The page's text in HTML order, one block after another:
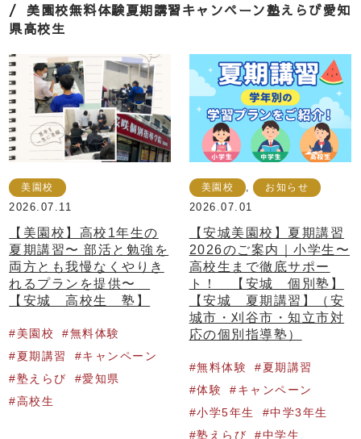
美園校無料体験夏期講習キャンペーン塾えらび愛知
県高校生
美園校
2026.07.11
【美園校】高校1年生の
夏期講習〜 部活と勉強を
両方とも我慢なくやりき
れるプランを提供〜
【安城 高校生 塾】
美園校
無料体験
夏期講習
キャンペーン
塾えらび
愛知県
高校生
美園校 , お知らせ
2026.07.01
【安城美園校】夏期講習
2026のご案内｜小学生〜
高校生まで徹底サポー
ト！ 【安城 個別塾】
【安城 夏期講習】（安
城市・刈谷市・知立市対
応の個別指導塾）
無料体験
夏期講習
体験
キャンペーン
小学5年生
中学3年生
塾えらび
中学生